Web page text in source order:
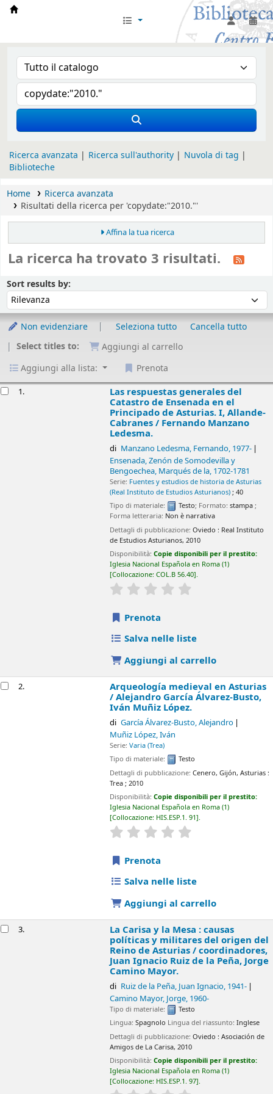
Biblioteca Iglesia Nacional Española en
Ricerca avanzata Ricerca sull'authority
Nuvola di tag
Biblioteche
Home
Ricerca avanzata
Risultati della ricerca per 'copydate:"2010."'
Affina la tua ricerca
La ricerca ha trovato 3 risultati.
Sort results by:
Non evidenziare Seleziona tutto
Cancella tutto
Select titles to:
Aggiungi al carrello
Aggiungi alla lista:
Prenota
1. Las respuestas generales del
Catastro de Ensenada en el
Principado de Asturias. I, Allande-
Cabranes / Fernando Manzano
Ledesma.
di Manzano Ledesma, Fernando, 1977-
Ensenada, Zenón de Somodevilla y
Bengoechea, Marqués de la, 1702-1781
Serie: Fuentes y estudios de historia de Asturias
(Real Instituto de Estudios Asturianos) ; 40
Tipo di materiale:
Testo; Formato:stampa;
Forma letteraria: Non è narrativa
Dettagli di pubblicazione:Oviedo : Real Instituto
de Estudios Asturianos, 2010
Disponibilità:Copie disponibili per il prestito:
Iglesia Nacional Española en Roma (1)
Collocazione:COL.B 56.40 .
star rating
Prenota
Salva nelle liste
Aggiungi al carrello
2. Arqueología medieval en Asturias
/Alejandro García Álvarez-Busto,
Iván Muñiz López.
di García Álvarez-Busto, Alejandro
Muñiz López, Iván
Serie:Varia (Trea)
Tipo di materiale:
Testo
Dettagli di pubblicazione:Cenero, Gijón, Asturias :
Trea ; 2010
Disponibilità:Copie disponibili per il prestito:
Iglesia Nacional Española en Roma (1)
Collocazione: HIS.ESP.1. 91 .
star rating
Prenota
Salva nelle liste
Aggiungi al carrello
3. La Carisa y la Mesa : causas
políticas y militares del origen del
Reino de Asturias /coordinadores,
Juan Ignacio Ruiz de la Peña, Jorge
Camino Mayor.
di Ruiz de la Peña, Juan Ignacio, 1941-
Camino Mayor, Jorge, 1960-
Tipo di materiale:
Testo
Lingua:Spagnolo Lingua del riassunto:Inglese
Dettagli di pubblicazione:Oviedo : Asociación de
Amigos de La Carisa, 2010
Disponibilità:Copie disponibili per il prestito:
Iglesia Nacional Española en Roma (1)
Collocazione: HIS.ESP.1. 97 .